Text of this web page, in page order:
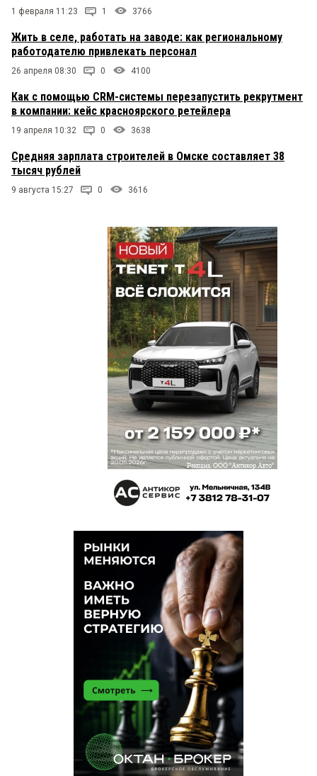
1 февраля 11:23 1 3766
Жить в селе, работать на заводе: как региональному
работодателю привлекать персонал
26 апреля 08:30 0 4100
Как с помощью CRM-системы перезапустить рекрутмент
в компании: кейс красноярского ретейлера
19 апреля 10:32 0 3638
Средняя зарплата строителей в Омске составляет 38
тысяч рублей
9 августа 15:27 0 3616